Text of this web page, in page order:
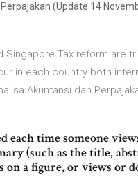
(Update 14
Singapore Tax reform are
in each country both
Akuntansi dan
each time someone
(such as the title,
on a figure, or views or